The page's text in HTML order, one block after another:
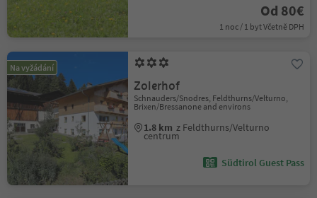
Od 80€
1 noc / 1 byt Včetně DPH
Na vyžádání
Zolerhof
Schnauders/Snodres, Feldthurns/Velturno,
Brixen/Bressanone and environs
1.8 km z Feldthurns/Velturno
centrum
Südtirol Guest Pass